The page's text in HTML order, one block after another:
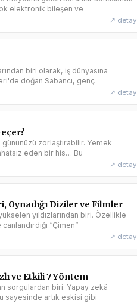
elektronik bileşen ve
↗ detay
biri olarak, iş dünyasına
doğan Sabancı, genç
↗ detay
gününüzü zorlaştırabilir. Yemek
eden bir his… Bu
↗ detay
Oynadığı Diziler ve Filmler
yıldızlarından biri. Özellikle
“Çimen”
↗ detay
ve Etkili 7 Yöntem
sorgulardan biri. Yapay zekâ
sayesinde artık eskisi gibi